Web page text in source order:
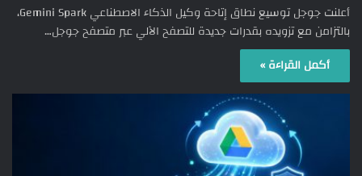
أعلنت جوجل توسيع نطاق إتاحة وكيل الذكاء الاصطناعي Gemini Spark،
بالتزامن مع تزويده بقدرات جديدة للتصفح الآلي عبر متصفح جوجل…
أكمل القراءة »